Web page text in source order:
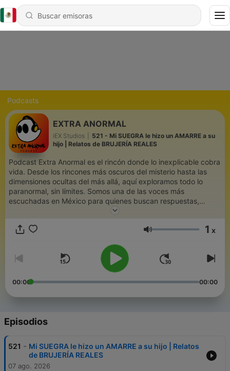
Podcasts
EXTRA ANORMAL
iEX Studios
521 - Mi SUEGRA le hizo un AMARRE a su
hijo | Relatos de BRUJERÍA REALES
Podcast Extra Anormal es el rincón donde lo inexplicable cobra
vida. Desde los rincones más oscuros del misterio hasta las
dimensiones ocultas del más allá, aquí exploramos todo lo
paranormal, sin límites. Somos una de las voces más
escuchadas en México para quienes buscan respuestas,
experiencias reales, teorías ocultas y fenómenos que desafían
desconocido: fenómenos sobrenaturales, avistamientos,
estremecen el alma. ¿Te atreves a cruzarla?
Volumen 1 x
00:00 00:00
Episodios
521 - Mi SUEGRA le hizo un AMARRE a su hijo | Relatos
de BRUJERÍA REALES
07 ago. 2026